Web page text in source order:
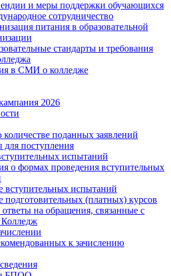
и меры поддержки обучающихся
сотрудничество
питания в образовательной
стандарты и требования
в СМИ о колледже
2026
количестве поданных заявлений
поступления
испытаний
о формах проведения вступительных
вступительных испытаний
подготовительных (платных) курсов
на обращения, связанные с
к зачислению